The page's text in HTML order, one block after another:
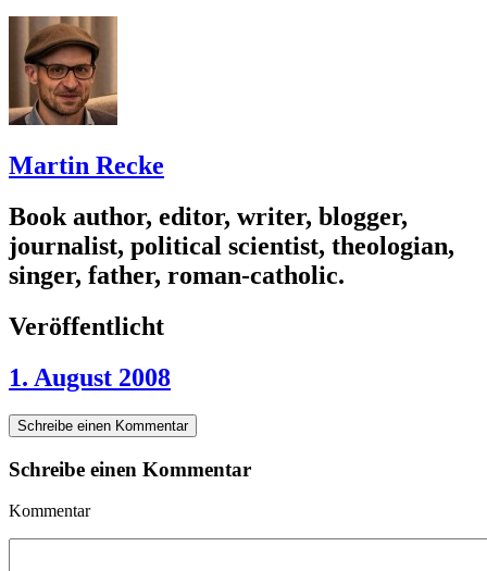
Martin Recke
Book author, editor, writer, blogger,
journalist, political scientist, theologian,
singer, father, roman-catholic.
Veröffentlicht
1. August 2008
Schreibe einen Kommentar
Schreibe einen Kommentar
Kommentar